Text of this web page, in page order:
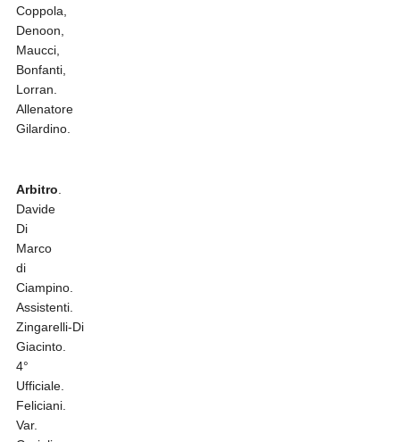
Coppola,
Denoon,
Maucci,
Bonfanti,
Lorran.
Allenatore
Gilardino.
Arbitro.
Davide
Di
Marco
di
Ciampino.
Assistenti.
Zingarelli-Di
Giacinto.
4°
Ufficiale.
Feliciani.
Var.